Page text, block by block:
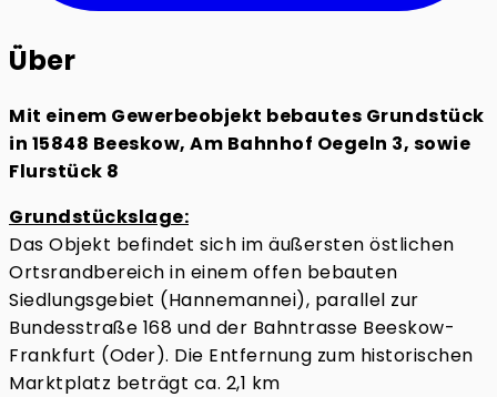
Über
Mit einem Gewerbeobjekt bebautes Grundstück
in 15848 Beeskow, Am Bahnhof Oegeln 3, sowie
Flurstück 8
Grundstückslage:
Das Objekt befindet sich im äußersten östlichen
Ortsrandbereich in einem offen bebauten
Siedlungsgebiet (Hannemannei), parallel zur
Bundesstraße 168 und der Bahntrasse Beeskow-
Frankfurt (Oder). Die Entfernung zum historischen
Marktplatz beträgt ca. 2,1 km